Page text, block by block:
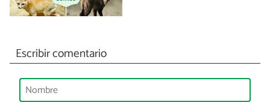
Escribir comentario